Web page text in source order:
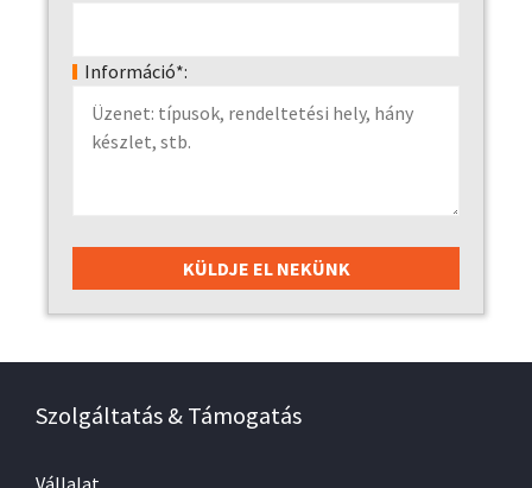
Információ*:
Szolgáltatás & Támogatás